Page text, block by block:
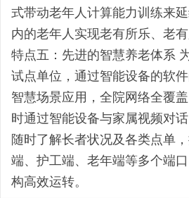
式带动老年人计算能力训练来
内的老年人实现老有所乐、老有
特点五：先进的智慧养老体系
试点单位，通过智能设备的软
智慧场景应用，全院网络全覆
时通过智能设备与家属视频对
随时了解长者状况及各类点单
端、护工端、老年端等多个端
构高效运转。